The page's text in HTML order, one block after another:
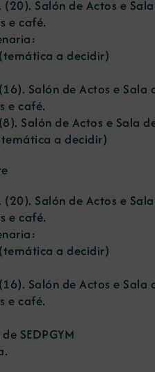
Salón de Actos e
e café.
a decidir)
Salón de Actos e Sala
e café.
Salón de Actos e Sala
a decidir)
Salón de Actos e
e café.
a decidir)
Salón de Actos e Sala
e café.
SEDPGYM